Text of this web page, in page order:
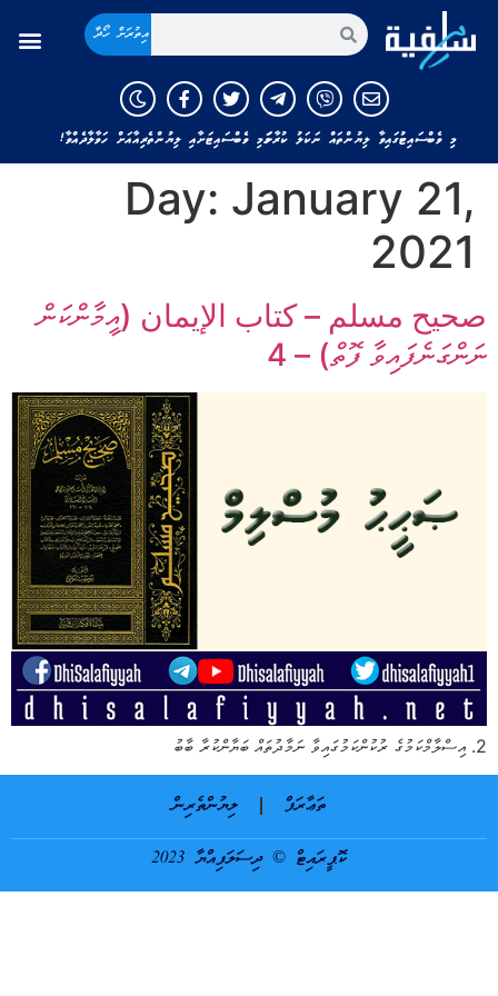
އިތުރަށް ހޯދާ
މި ވެބްސައިޓުގައިވާ ލިޔުންތައް ނަކަލު ކުރާނަމަ މި ވެބްސައިޓަށާއި ލިޔުންތެރިއާއަށް ހަވާލާދެއްވާ!
Day: January 21,
2021
صحيح مسلم – كتاب الإيمان (އީމާންކަން
ނަންގަނެފައިވާ ފޮތް) – 4
2. އިސްލާމްކަމުގެ ރުކުންކަމުގައިވާ ނަމާދުތައް ބަޔާންކުރާ ބާބު
ތަޢާރަފް
ލިޔުންތެރިން
ކޮޕީރައިޓް © ދިސަލަފިއްޔާ 2023